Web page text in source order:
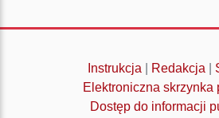
Instrukcja Redakcja
Elektroniczna skrzynka
Dostęp do informacji